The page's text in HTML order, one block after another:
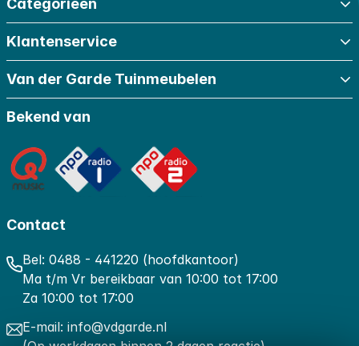
Categorieën
Klantenservice
Van der Garde Tuinmeubelen
Bekend van
Contact
Bel: 0488 - 441220 (hoofdkantoor)
Ma t/m Vr bereikbaar van 10:00 tot 17:00
Za 10:00 tot 17:00
E-mail: info@vdgarde.nl